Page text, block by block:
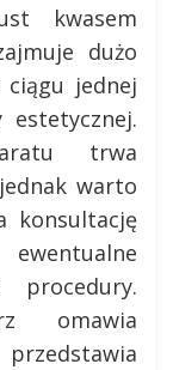
kwasem
dużo
jednej
trwa
warto
konsultację
omawia